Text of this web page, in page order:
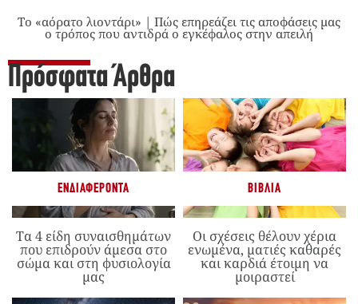
Το «αόρατο λιοντάρι» | Πώς επηρεάζει τις αποφάσεις μας
ο τρόπος που αντιδρά ο εγκέφαλος στην απειλή
Πρόσφατα Άρθρα
ΕΝΔΙΑΦΈΡΟΝΤΑ
Τα 4 είδη συναισθημάτων
που επιδρούν άμεσα στο
σώμα και στη φυσιολογία
μας
ΒΙΒΛΊΑ
Οι σχέσεις θέλουν χέρια
ενωμένα, ματιές καθαρές
και καρδιά έτοιμη να
μοιραστεί